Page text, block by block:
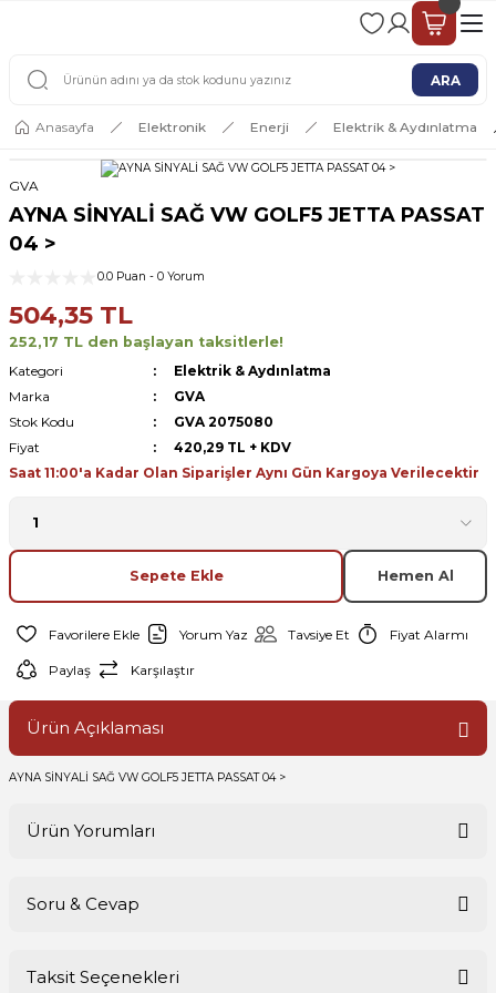
2 - 4 İŞ GÜNÜ İÇERİSİNDE KARGO
ARA
Anasayfa Elektronik Enerji Elektrik & Aydınlatma
GVA
AYNA SİNYALİ SAĞ VW GOLF5 JETTA PASSAT
04 >
0.0 Puan - 0 Yorum
504,35 TL
252,17 TL den başlayan taksitlerle!
Kategori
Elektrik & Aydınlatma
Marka
GVA
Stok Kodu
GVA 2075080
Fiyat
420,29 TL + KDV
Saat 11:00'a Kadar Olan Siparişler Aynı Gün Kargoya Verilecektir
Sepete Ekle Hemen Al
Yorum Yaz Tavsiye Et Fiyat Alarmı
Paylaş Karşılaştır
Ürün Açıklaması
AYNA SİNYALİ SAĞ VW GOLF5 JETTA PASSAT 04 >
Ürün Yorumları
Soru & Cevap
Taksit Seçenekleri